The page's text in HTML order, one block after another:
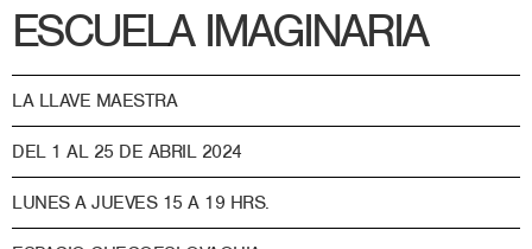
ESCUELA IMAGINARIA
LA LLAVE MAESTRA
DEL 1 AL 25 DE ABRIL 2024
LUNES A JUEVES 15 A 19 HRS.